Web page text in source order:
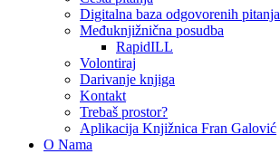
Digitalna baza odgovorenih pitanja
Međuknjižnična posudba
RapidILL
Volontiraj
Darivanje knjiga
Kontakt
Trebaš prostor?
Aplikacija Knjižnica Fran Galović
O Nama